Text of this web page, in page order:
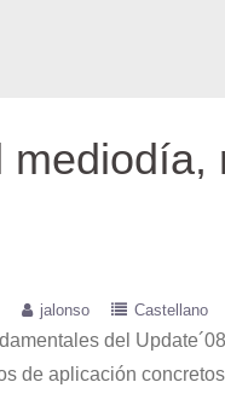
jalonso Castellano
del
de aplicación